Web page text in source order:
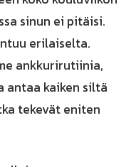
sinun ei pitäisi.
erilaiselta.
ankkurirutiinia,
antaa kaiken siltä
tekevät eniten